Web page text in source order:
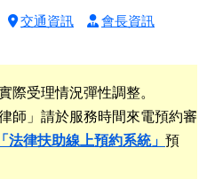
交通資訊 會長資訊
際受理情況彈性調整。
師」請於服務時間來電預約審
「法律扶助線上預約系統」 預